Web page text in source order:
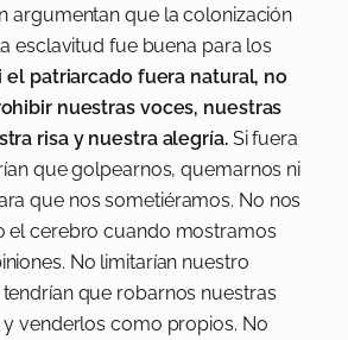
argumentan que la colonización
esclavitud fue buena para los
el patriarcado fuera natural, no
nuestras voces, nuestras
risa y nuestra alegría.Si fuera
que golpearnos, quemarnos ni
que nos sometiéramos. No nos
el cerebro cuando mostramos
No limitarían nuestro
que robarnos nuestras
y venderlos como propios. No